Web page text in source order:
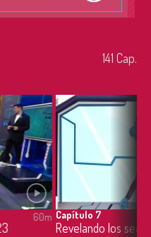
141 Cap.
60m Capítulo 7